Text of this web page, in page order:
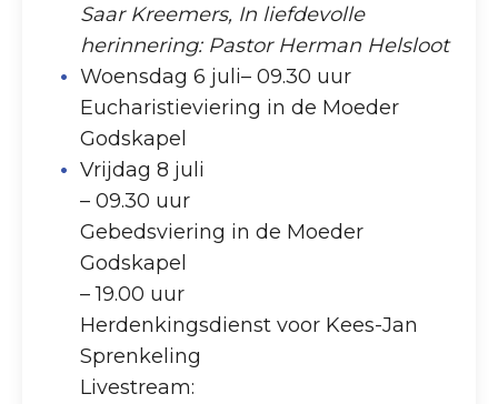
Saar Kreemers, In liefdevolle
herinnering: Pastor Herman Helsloot
Woensdag 6 juli– 09.30 uur
Eucharistieviering in de Moeder
Godskapel
Vrijdag 8 juli
– 09.30 uur
Gebedsviering in de Moeder
Godskapel
– 19.00 uur
Herdenkingsdienst voor Kees-Jan
Sprenkeling
Livestream: